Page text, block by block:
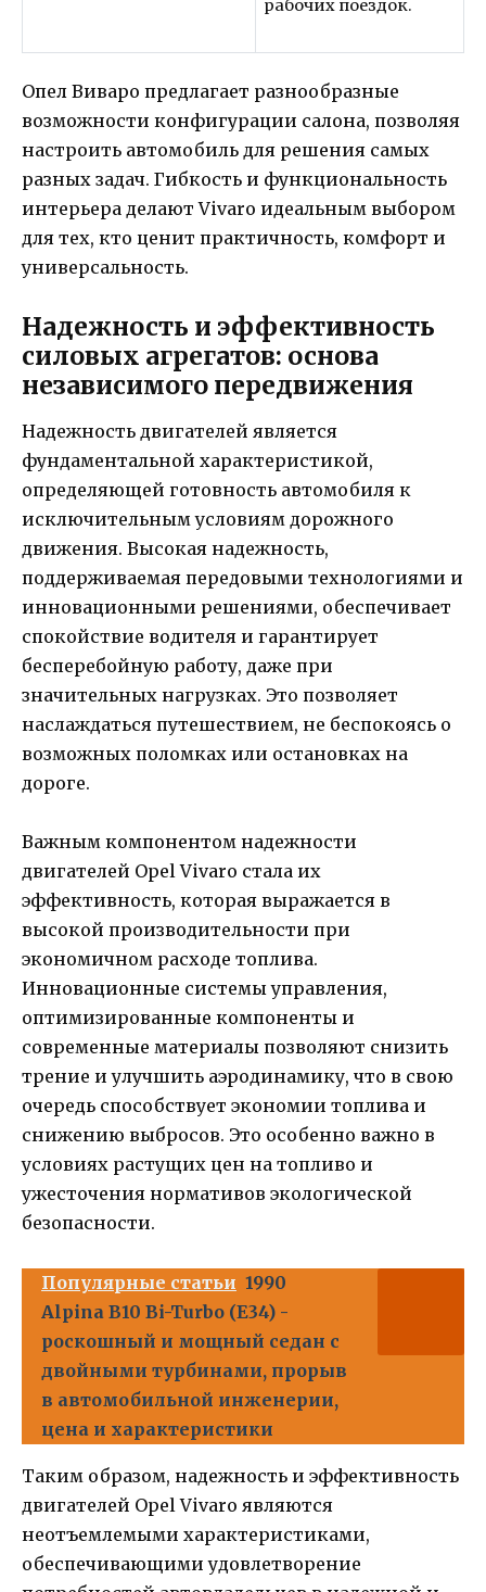
рабочих поездок.
Опел Виваро предлагает разнообразные
возможности конфигурации салона, позволяя
настроить автомобиль для решения самых
разных задач. Гибкость и функциональность
интерьера делают Vivaro идеальным выбором
для тех, кто ценит практичность, комфорт и
универсальность.
Надежность и эффективность
силовых агрегатов: основа
независимого передвижения
Надежность двигателей является
фундаментальной характеристикой,
определяющей готовность автомобиля к
исключительным условиям дорожного
движения. Высокая надежность,
поддерживаемая передовыми технологиями и
инновационными решениями, обеспечивает
спокойствие водителя и гарантирует
бесперебойную работу, даже при
значительных нагрузках. Это позволяет
наслаждаться путешествием, не беспокоясь о
возможных поломках или остановках на
дороге.
Важным компонентом надежности
двигателей Opel Vivaro стала их
эффективность, которая выражается в
высокой производительности при
экономичном расходе топлива.
Инновационные системы управления,
оптимизированные компоненты и
современные материалы позволяют снизить
трение и улучшить аэродинамику, что в свою
очередь способствует экономии топлива и
снижению выбросов. Это особенно важно в
условиях растущих цен на топливо и
ужесточения нормативов экологической
безопасности.
Популярные статьи 1990
Alpina B10 Bi-Turbo (E34) -
роскошный и мощный седан с
двойными турбинами, прорыв
в автомобильной инженерии,
цена и характеристики
Таким образом, надежность и эффективность
двигателей Opel Vivaro являются
неотъемлемыми характеристиками,
обеспечивающими удовлетворение